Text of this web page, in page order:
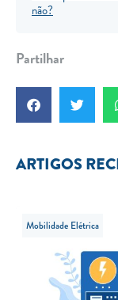
não?
Partilhar
ARTIGOS
Mobilidade Elétrica